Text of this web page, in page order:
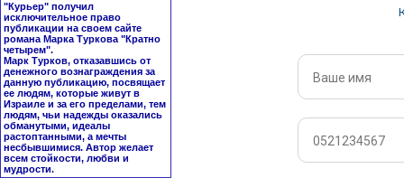
"Курьер" получил
исключительное право
публикации на своем сайте
романа Марка Туркова "Кратно
четырем".
Марк Турков, отказавшись от
денежного вознаграждения за
данную публикацию, посвящает
ее людям, которые живут в
Израиле и за его пределами, тем
людям, чьи надежды оказались
обманутыми, идеалы
растоптанными, а мечты
несбывшимися. Автор желает
всем стойкости, любви и
мудрости.